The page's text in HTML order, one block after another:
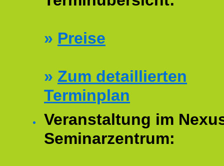
» Preise
» Zum detaillierten
Terminplan
Veranstaltung im
Seminarzentrum: